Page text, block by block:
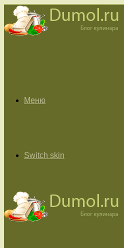
Меню
Switch skin